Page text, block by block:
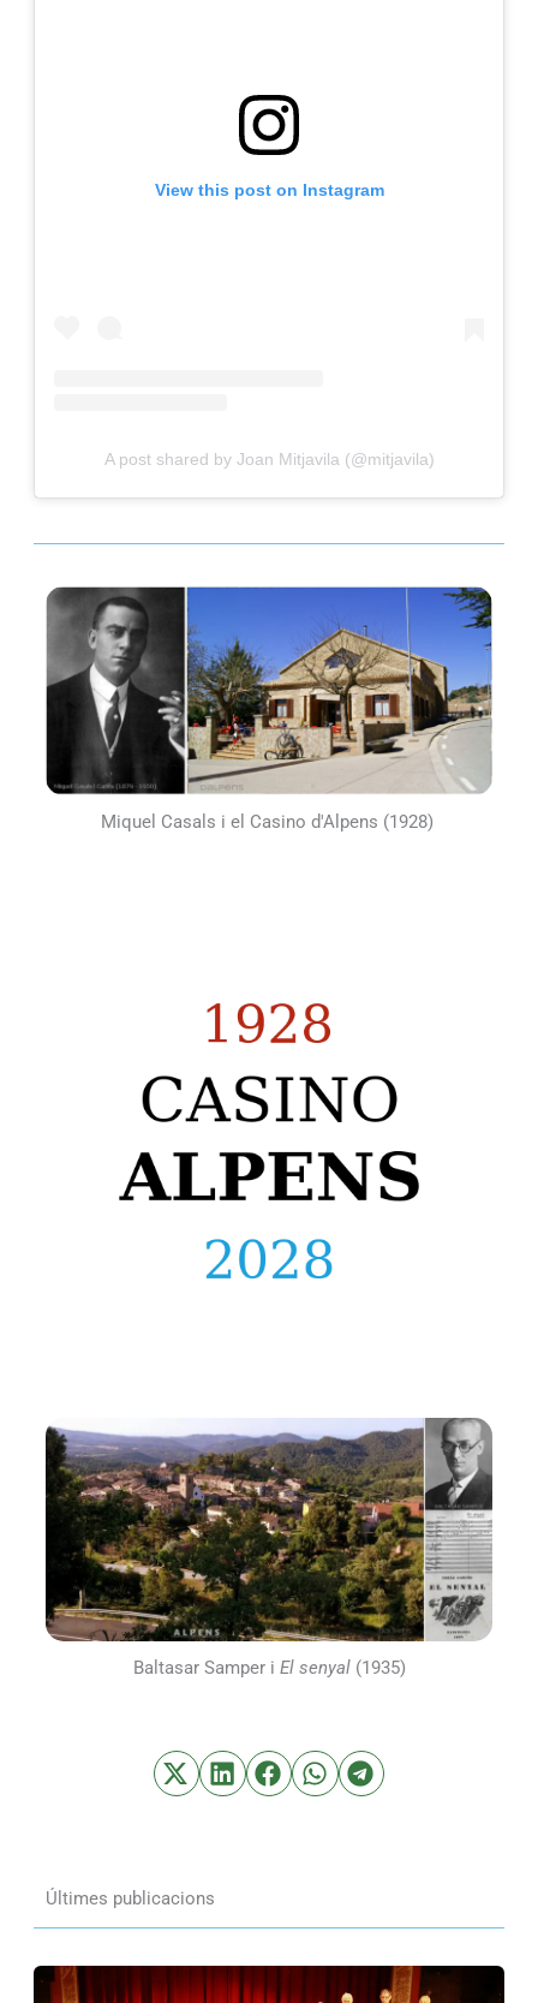
View this post on Instagram
A post shared by Joan Mitjavila (@mitjavila)
Miquel Casals i el Casino d'Alpens (1928)
Baltasar Samper i El senyal(1935)
Últimes publicacions